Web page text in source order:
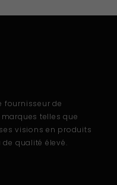
fournisseur de
telles que
visions en produits
qualité élevé.